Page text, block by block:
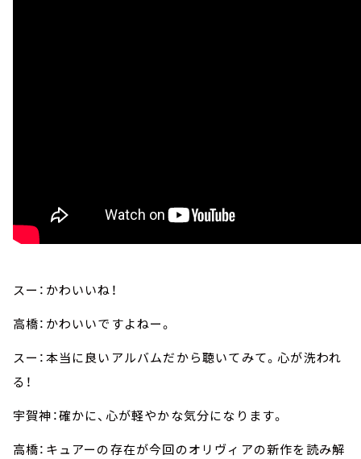
スー：かわいいね！
高橋：かわいいですよねー。
スー：本当に良いアルバムだから聴いてみて。心が洗われ
る！
宇賀神：確かに、心が軽やかな気分になります。
高橋：キュアーの存在が今回のオリヴィアの新作を読み解